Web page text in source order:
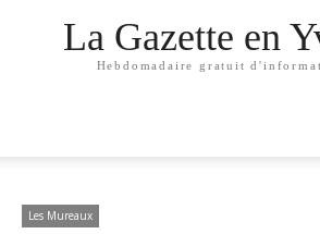
La Gazette en
Hebdomadaire gratuit
Les Mureaux